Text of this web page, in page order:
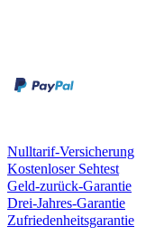
Nulltarif-Versicherung
Kostenloser Sehtest
Geld-zurück-Garantie
Drei-Jahres-Garantie
Zufriedenheitsgarantie